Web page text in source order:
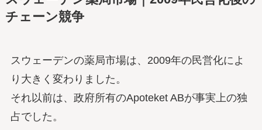
チェーン競争
スウェーデンの薬局市場は、2009年の民営化によ
り大きく変わりました。
それ以前は、政府所有のApoteket ABが事実上の独
占でした。